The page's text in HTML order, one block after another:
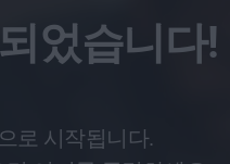
었습니다!
로 시작됩니다.